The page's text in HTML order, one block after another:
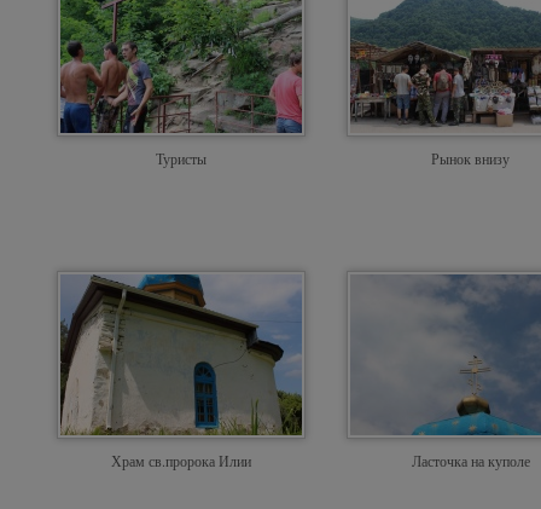
Туристы Рынок внизу
Храм св.пророка Илии Ласточка на куполе